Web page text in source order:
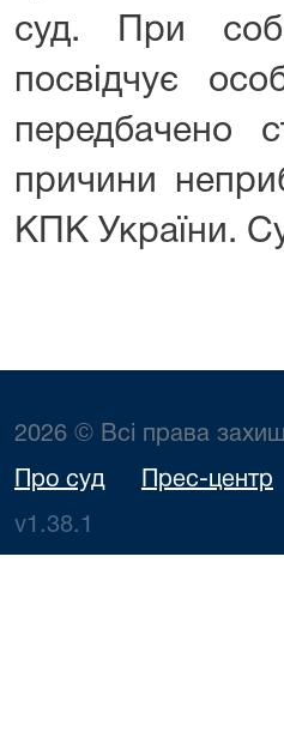
суд. При
посвідчує
передбачено
причини
КПК України.
2026 © Всі права
Про суд Прес-центр
v1.38.1